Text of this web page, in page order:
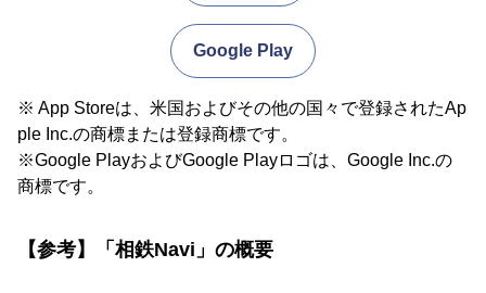
Google Play
※ App Storeは、米国およびその他の国々で登録されたAp
ple Inc.の商標または登録商標です。
※Google PlayおよびGoogle Playロゴは、Google Inc.の
商標です。
【参考】「相鉄Navi」の概要